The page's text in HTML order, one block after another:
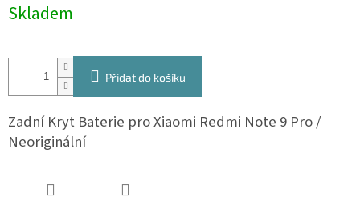
cena:
Skladem
Přidat do košíku
Zadní Kryt Baterie pro Xiaomi Redmi Note 9 Pro /
Neoriginální